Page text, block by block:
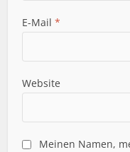
E-Mail*
Website
Meinen Namen,